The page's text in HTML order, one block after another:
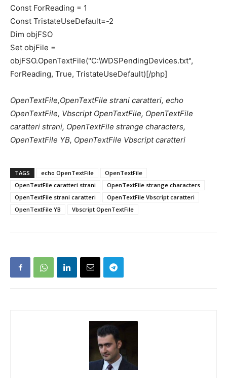
Const ForReading = 1
Const TristateUseDefault=-2
Dim objFSO
Set objFile =
objFSO.OpenTextFile("C:\WDSPendingDevices.txt",
ForReading, True, TristateUseDefault)[/php]
OpenTextFile,OpenTextFile strani caratteri, echo
OpenTextFile, Vbscript OpenTextFile, OpenTextFile
caratteri strani, OpenTextFile strange characters,
OpenTextFile YB, OpenTextFile Vbscript caratteri
TAGS echo OpenTextFile
OpenTextFile
OpenTextFile caratteri strani
OpenTextFile strange characters
OpenTextFile strani caratteri
OpenTextFile Vbscript caratteri
OpenTextFile YB
Vbscript OpenTextFile